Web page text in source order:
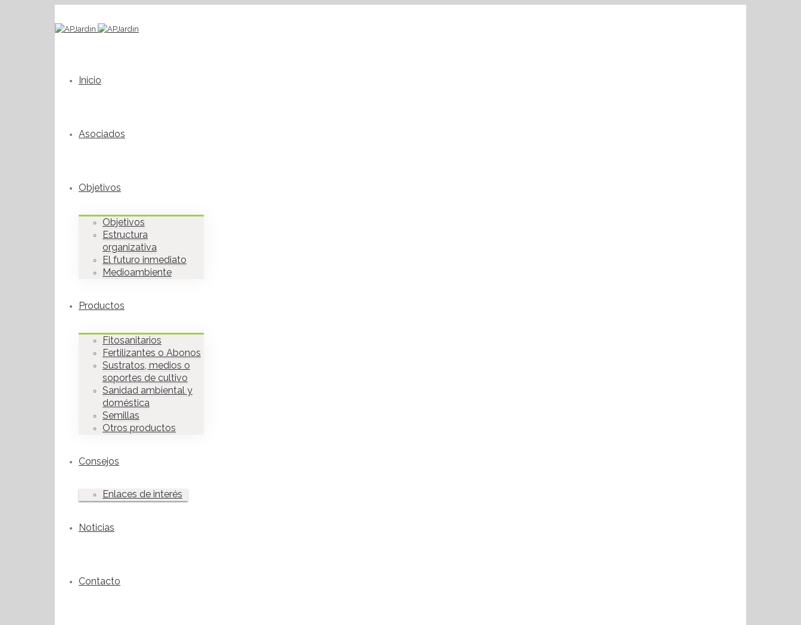
Inicio
Asociados
Objetivos
Objetivos
Estructura
organizativa
El futuro inmediato
Medioambiente
Productos
Fitosanitarios
Fertilizantes o Abonos
Sustratos, medios o
soportes de cultivo
Sanidad ambiental y
doméstica
Semillas
Otros productos
Consejos
Enlaces de interés
Noticias
Contacto